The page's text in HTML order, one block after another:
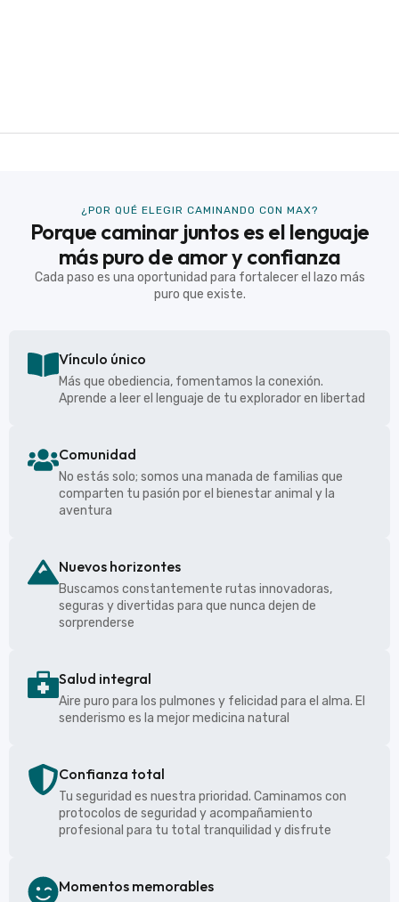
¿POR QUÉ ELEGIR CAMINANDO CON MAX?
Porque caminar juntos es el lenguaje
más puro de amor y confianza
Cada paso es una oportunidad para fortalecer el lazo más
puro que existe.
Vínculo único
Más que obediencia, fomentamos la conexión.
Aprende a leer el lenguaje de tu explorador en libertad
Comunidad
No estás solo; somos una manada de familias que
comparten tu pasión por el bienestar animal y la
aventura
Nuevos horizontes
Buscamos constantemente rutas innovadoras,
seguras y divertidas para que nunca dejen de
sorprenderse
Salud integral
Aire puro para los pulmones y felicidad para el alma. El
senderismo es la mejor medicina natural
Confianza total
Tu seguridad es nuestra prioridad. Caminamos con
protocolos de seguridad y acompañamiento
profesional para tu total tranquilidad y disfrute
Momentos memorables